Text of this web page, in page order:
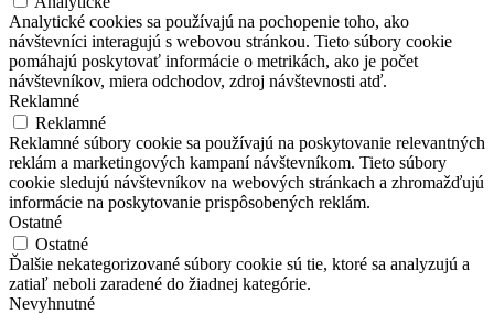
Analytické cookies sa používajú na pochopenie toho, ako
návštevníci interagujú s webovou stránkou. Tieto súbory cookie
pomáhajú poskytovať informácie o metrikách, ako je počet
návštevníkov, miera odchodov, zdroj návštevnosti atď.
Reklamné
Reklamné
Reklamné súbory cookie sa používajú na poskytovanie relevantných
reklám a marketingových kampaní návštevníkom. Tieto súbory
cookie sledujú návštevníkov na webových stránkach a zhromažďujú
informácie na poskytovanie prispôsobených reklám.
Ostatné
Ostatné
Ďalšie nekategorizované súbory cookie sú tie, ktoré sa analyzujú a
zatiaľ neboli zaradené do žiadnej kategórie.
Nevyhnutné